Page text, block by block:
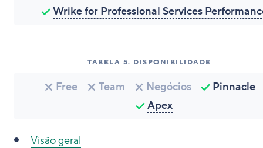
Wrike for Professional Services
TABELA 5. DISPONIBILIDADE
Free Team Negócios
Pinnacle
Apex
Visão geral